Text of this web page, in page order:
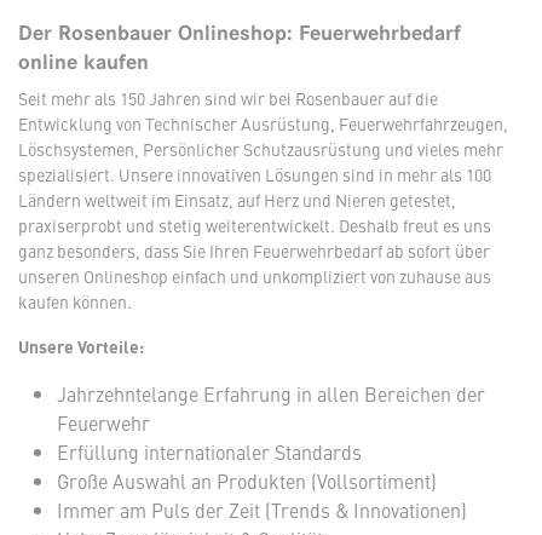
Der Rosenbauer Onlineshop: Feuerwehrbedarf
online kaufen
Seit mehr als 150 Jahren sind wir bei Rosenbauer auf die
Entwicklung von Technischer Ausrüstung, Feuerwehrfahrzeugen,
Löschsystemen, Persönlicher Schutzausrüstung und vieles mehr
spezialisiert. Unsere innovativen Lösungen sind in mehr als 100
Ländern weltweit im Einsatz, auf Herz und Nieren getestet,
praxiserprobt und stetig weiterentwickelt. Deshalb freut es uns
ganz besonders, dass Sie Ihren Feuerwehrbedarf ab sofort über
unseren Onlineshop einfach und unkompliziert von zuhause aus
kaufen können.
Unsere Vorteile:
Jahrzehntelange Erfahrung in allen Bereichen der
Feuerwehr
Erfüllung internationaler Standards
Große Auswahl an Produkten (Vollsortiment)
Immer am Puls der Zeit (Trends & Innovationen)